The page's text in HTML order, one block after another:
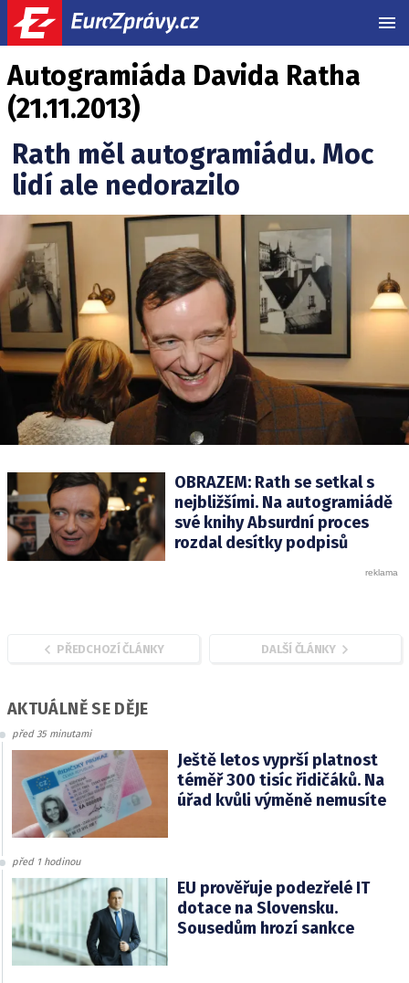
Autogramiáda Davida Ratha
(21.11.2013)
Rath měl autogramiádu. Moc
lidí ale nedorazilo
OBRAZEM: Rath se setkal s
nejbližšími. Na autogramiádě
své knihy Absurdní proces
rozdal desítky podpisů
PŘEDCHOZÍ ČLÁNKY DALŠÍ ČLÁNKY
AKTUÁLNĚ SE DĚJE
před 35 minutami
Ještě letos vyprší platnost
téměř 300 tisíc řidičáků. Na
úřad kvůli výměně nemusíte
před 1 hodinou
EU prověřuje podezřelé IT
dotace na Slovensku.
Sousedům hrozí sankce